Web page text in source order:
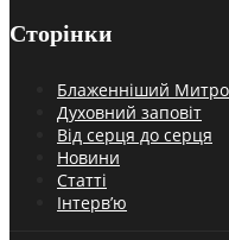
Сторінки
Блаженніший
Духовний заповіт
Від серця до серця
Новини
Статті
Інтерв’ю